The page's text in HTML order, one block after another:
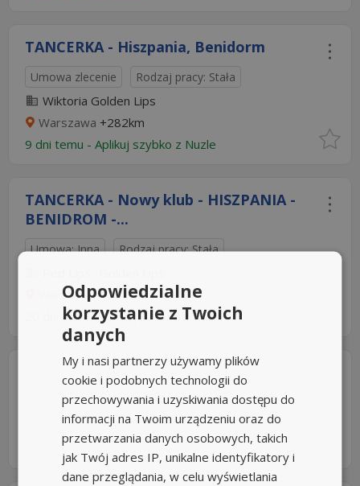
TANCERKA - Hiszpania, Benidorm
Umowa zlecenie Rodzaj pracy: Stała
Wiktoria Golden Lips
Warszawa +282km
9 dni temu - Aplikuj szybko z Nuzle
TANCERKA - Nowy klub - HISZPANIA -
BENIDROM -...
Umowa: Inna Rodzaj pracy: Stała
Warszawa+282km
20 dni temu -Aplikuj szybko z Nuzle
Odpowiedzialne
korzystanie z Twoich
danych
My i nasi partnerzy używamy plików
cookie i podobnych technologii do
przechowywania i uzyskiwania dostępu do
informacji na Twoim urządzeniu oraz do
przetwarzania danych osobowych, takich
jak Twój adres IP, unikalne identyfikatory i
dane przeglądania, w celu wyświetlania